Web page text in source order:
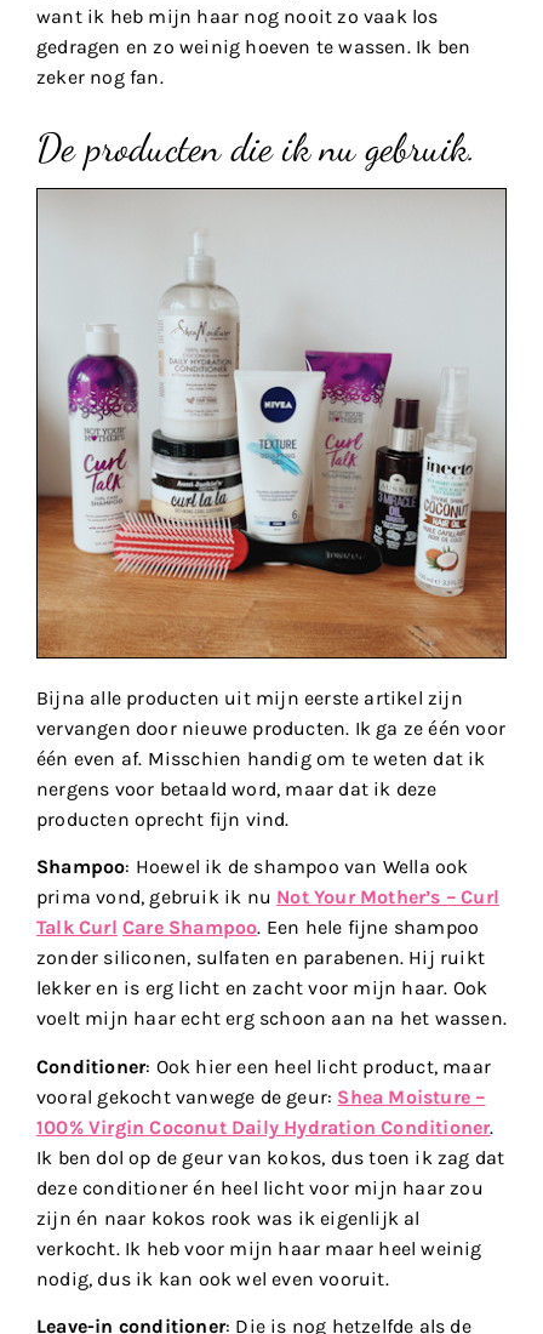
want ik heb mijn haar nog nooit zo vaak los
gedragen en zo weinig hoeven te wassen. Ik ben
zeker nog fan.
De producten die ik nu gebruik.
Bijna alle producten uit mijn eerste artikel zijn
vervangen door nieuwe producten. Ik ga ze één voor
één even af. Misschien handig om te weten dat ik
nergens voor betaald word, maar dat ik deze
producten oprecht fijn vind.
Shampoo: Hoewel ik de shampoo van Wella ook
prima vond, gebruik ik nu Not Your Mother’s – Curl
Talk Curl Care Shampoo. Een hele fijne shampoo
zonder siliconen, sulfaten en parabenen. Hij ruikt
lekker en is erg licht en zacht voor mijn haar. Ook
voelt mijn haar echt erg schoon aan na het wassen.
Conditioner: Ook hier een heel licht product, maar
vooral gekocht vanwege de geur: Shea Moisture –
100% Virgin Coconut Daily Hydration Conditioner.
Ik ben dol op de geur van kokos, dus toen ik zag dat
deze conditioner én heel licht voor mijn haar zou
zijn én naar kokos rook was ik eigenlijk al
verkocht. Ik heb voor mijn haar maar heel weinig
nodig, dus ik kan ook wel even vooruit.
Leave-in conditioner: Die is nog hetzelfde als de